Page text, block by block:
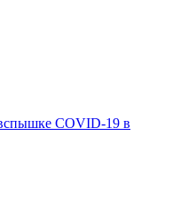
COVID-19 в